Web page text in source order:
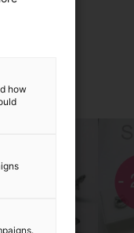
how